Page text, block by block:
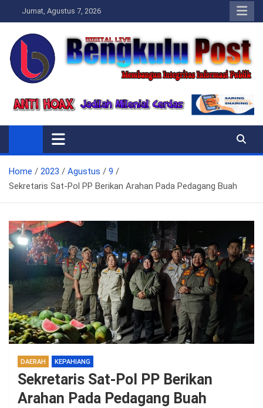
to
content
Jumat, Agustus 7, 2026
Bengkulupost.id
Home 2023 Agustus
9
Sekretaris Sat-Pol PP Berikan Arahan Pada Pedagang Buah
DAERAH KEPAHIANG
Sekretaris Sat-Pol PP Berikan
Arahan Pada Pedagang Buah